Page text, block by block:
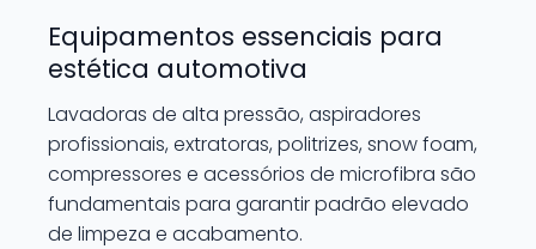
Equipamentos essenciais para
estética automotiva
Lavadoras de alta pressão, aspiradores
profissionais, extratoras, politrizes, snow foam,
compressores e acessórios de microfibra são
fundamentais para garantir padrão elevado
de limpeza e acabamento.